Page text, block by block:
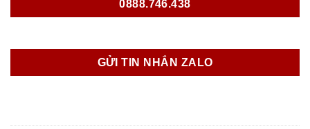
0888.746.438
GỬI TIN NHẮN ZALO